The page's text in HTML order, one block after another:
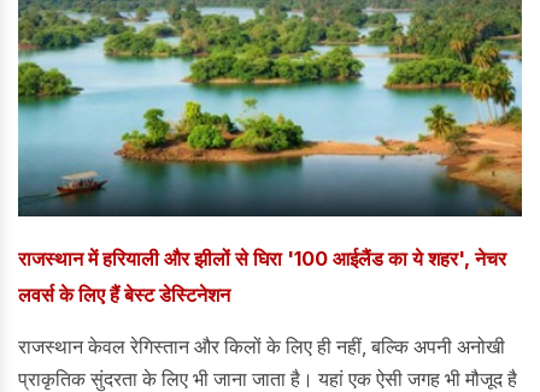
तेवतिया ने मुख्य मंत्री नायब सिंह सैनी और उनकी पत्नी सुमन सेनी और
प्रदेश अध्यक्ष अर्चना गुप्ता का जोरदार स्वागत किया। इस मौके पर जिला
उपायुक्त यजेंद्र सिंह छिल्लर,जिला पुलिस अधीक्षक नीतीश अग्रवाल ओर
होडल उपमंडल अधिकारी बेलिना,तहसीलदार अनिल कुमार नायब तहसीलदार
दलवीर सिंह दुग्गल मौजूद रहे।
राजस्थान में हरियाली और झीलों से घिरा '100 आईलैंड का ये शहर', नेचर
लवर्स के लिए हैं बेस्ट डेस्टिनेशन
राजस्थान केवल रेगिस्तान और किलों के लिए ही नहीं, बल्कि अपनी अनोखी
प्राकृतिक सुंदरता के लिए भी जाना जाता है। यहां एक ऐसी जगह भी मौजूद है